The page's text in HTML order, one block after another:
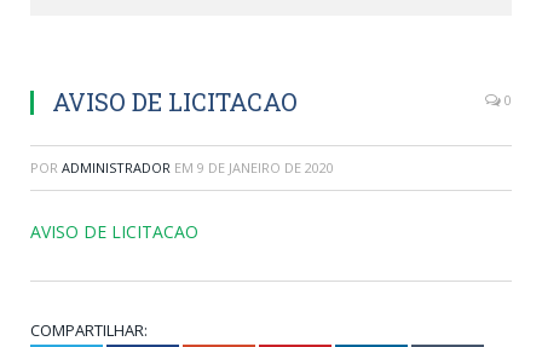
AVISO DE LICITACAO 0
POR ADMINISTRADOR EM 9 DE JANEIRO DE 2020
AVISO DE LICITACAO
COMPARTILHAR: